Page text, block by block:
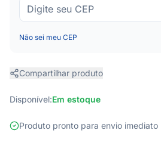
Não sei meu CEP
Compartilhar produto
Disponível:Em estoque
Produto pronto para envio imediato